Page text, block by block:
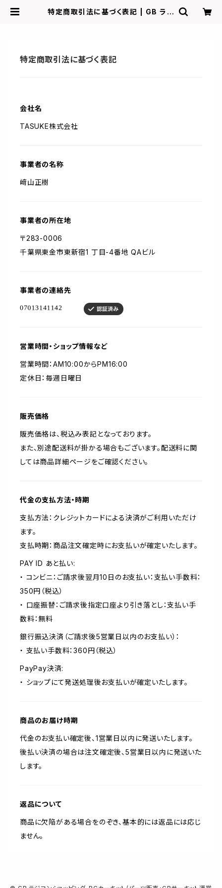
特定商取引法に基づく表記 | GB ラジ
特定商取引法に基づく表記
会社名
TASUKE株式会社
事業者の名称
﨑山正樹
事業者の所在地
〒283-0006
千葉県東金市東新宿1 丁目-4番地 QAビル
事業者の連絡先
営業時間・ショップ情報など
営業時間：AM10:00からPM16:00
定休日：毎週日曜日
販売価格
販売価格は、税込み表記となっております。
また、別途配送料が掛かる場合もございます。配送料に関
しては商品詳細ページをご確認ください。
代金の支払方法・時期
支払方法：クレジットカードによる決済がご利用いただけ
ます。
支払時期：商品注文確定時にお支払いが確定いたします。
PAY ID あと払い:
・ コンビニ：ご請求後翌月10日のお支払い：支払い手数料：
350円（税込）
・ 口座振替：ご請求後指定口座より引き落とし：支払い手
数料：無料
銀行振込決済（ご請求後5営業日以内のお支払い）：
・ 支払い手数料：360円（税込）
PayPay決済:
・ ショップにて発送処理後お支払いが確定いたします。
商品のお届け時期
代金のお支払い確定後、1営業日以内に発送いたします。
後払い決済の場合は注文確定後、5営業日以内に発送いた
します。
返品について
商品に欠陥がある場合をのぞき、基本的には返品には応じ
ません。